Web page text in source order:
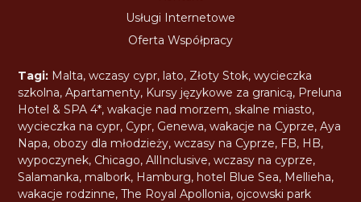
Usługi Internetowe
Oferta Współpracy
Tagi: Malta,wczasy cypr, lato, Złoty Stok,wycieczka
szkolna,Apartamenty, Kursy językowe za granicą, Preluna
Hotel & SPA 4*,wakacje nad morzem,skalne miasto,
wycieczka na cypr, Cypr, Genewa,wakacje na Cyprze,Aya
Napa, obozy dla młodzieży,wczasy na Cyprze, FB, HB,
wypoczynek, Chicago,AllInclusive,wczasy na cyprze,
Salamanka, malbork, Hamburg, hotel Blue Sea, Mellieha,
wakacje rodzinne,The Royal Apollonia, ojcowski park